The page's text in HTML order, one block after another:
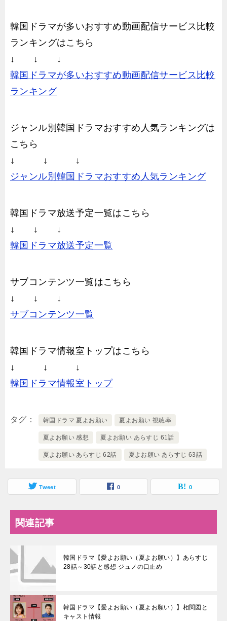
韓国ドラマが多いおすすめ動画配信サービス比較
ランキングはこちら
↓ ↓ ↓
韓国ドラマが多いおすすめ動画配信サービス比較
ランキング
ジャンル別韓国ドラマおすすめ人気ランキングは
こちら
↓ ↓ ↓
ジャンル別韓国ドラマおすすめ人気ランキング
韓国ドラマ放送予定一覧はこちら
↓ ↓ ↓
韓国ドラマ放送予定一覧
サブコンテンツ一覧はこちら
↓ ↓ ↓
サブコンテンツ一覧
韓国ドラマ情報室トップはこちら
↓ ↓ ↓
韓国ドラマ情報室トップ
タグ 韓国ドラマ 夏よお願い 夏よお願い 視聴率
夏よお願い 感想 夏よお願い あらすじ 61話
夏よお願い あらすじ 62話 夏よお願い あらすじ 63話
Tweet 0 0
関連記事
韓国ドラマ【愛よお願い（夏よお願い）】あらすじ
28話～30話と感想-ジュノの口止め
韓国ドラマ【愛よお願い（夏よお願い）】相関図と
キャスト情報